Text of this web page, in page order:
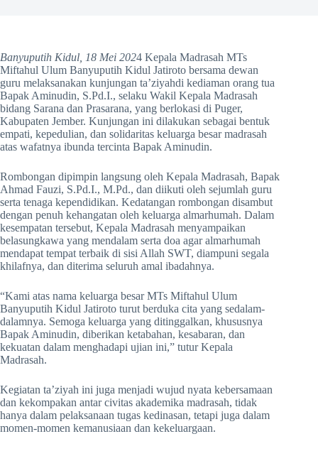
Banyuputih Kidul, 18 Mei 2024 Kepala Madrasah MTs
Miftahul Ulum Banyuputih Kidul Jatiroto bersama dewan
guru melaksanakan kunjungan ta’ziyahdi kediaman orang tua
Bapak Aminudin, S.Pd.I., selaku Wakil Kepala Madrasah
bidang Sarana dan Prasarana, yang berlokasi di Puger,
Kabupaten Jember. Kunjungan ini dilakukan sebagai bentuk
empati, kepedulian, dan solidaritas keluarga besar madrasah
atas wafatnya ibunda tercinta Bapak Aminudin.
Rombongan dipimpin langsung oleh Kepala Madrasah, Bapak
Ahmad Fauzi, S.Pd.I., M.Pd., dan diikuti oleh sejumlah guru
serta tenaga kependidikan. Kedatangan rombongan disambut
dengan penuh kehangatan oleh keluarga almarhumah. Dalam
kesempatan tersebut, Kepala Madrasah menyampaikan
belasungkawa yang mendalam serta doa agar almarhumah
mendapat tempat terbaik di sisi Allah SWT, diampuni segala
khilafnya, dan diterima seluruh amal ibadahnya.
“Kami atas nama keluarga besar MTs Miftahul Ulum
Banyuputih Kidul Jatiroto turut berduka cita yang sedalam-
dalamnya. Semoga keluarga yang ditinggalkan, khususnya
Bapak Aminudin, diberikan ketabahan, kesabaran, dan
kekuatan dalam menghadapi ujian ini,” tutur Kepala
Madrasah.
Kegiatan ta’ziyah ini juga menjadi wujud nyata kebersamaan
dan kekompakan antar civitas akademika madrasah, tidak
hanya dalam pelaksanaan tugas kedinasan, tetapi juga dalam
momen-momen kemanusiaan dan kekeluargaan.